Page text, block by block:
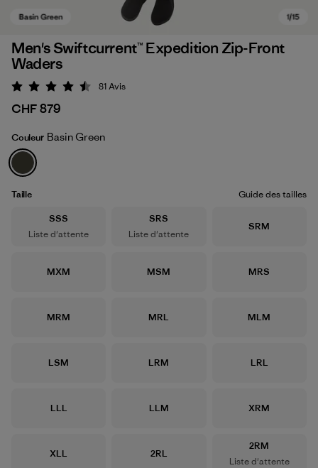
Basin Green
Men's Swiftcurrent™ Expedition Zip-Front
Waders
Évaluation: 4.5 / 5
81Avis
CHF 879
Couleur Basin Green
Taille
Guide des tailles
Taille
SSS
Liste d'attente
Taille
SRS
Liste d'attente
Taille
SRM
Taille
MXM Taille
MSM Taille
MRS
Taille
MRM Taille
MRL Taille
MLM
Taille
LSM Taille
LRM Taille
LRL
Taille
LLL Taille
LLM Taille
XRM
Taille
XLL Taille
2RL
Taille
2RM
Liste d'attente